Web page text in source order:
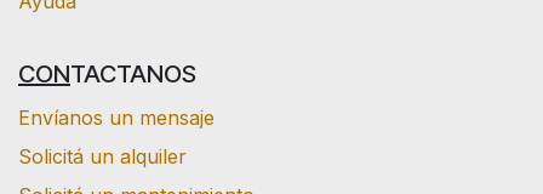
CONTACTANOS
Envíanos un mensaje
Solicitá un alquiler